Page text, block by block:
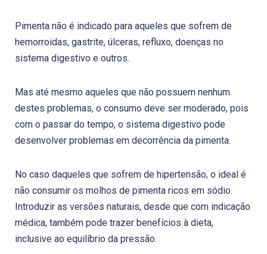
Pimenta não é indicado para aqueles que sofrem de
hemorroidas, gastrite, úlceras, refluxo, doenças no
sistema digestivo e outros.
Mas até mesmo aqueles que não possuem nenhum
destes problemas, o consumo deve ser moderado, pois
com o passar do tempo, o sistema digestivo pode
desenvolver problemas em decorrência da pimenta.
No caso daqueles que sofrem de hipertensão, o ideal é
não consumir os molhos de pimenta ricos em sódio.
Introduzir as versões naturais, desde que com indicação
médica, também pode trazer benefícios à dieta,
inclusive ao equilíbrio da pressão.